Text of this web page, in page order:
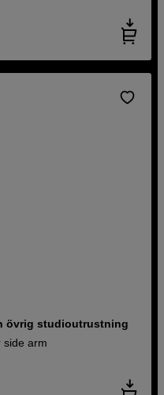
övrig studioutrustning
side arm